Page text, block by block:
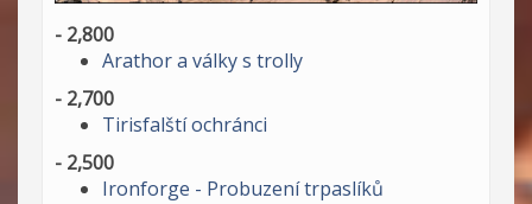
- 2,800
Arathor a války s trolly
- 2,700
Tirisfalští ochránci
- 2,500
Ironforge - Probuzení trpaslíků